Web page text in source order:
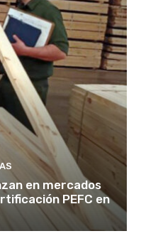
en mercados
PEFC en